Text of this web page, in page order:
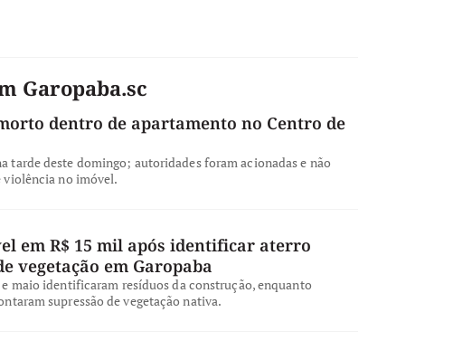
Garopaba.sc
dentro de apartamento no Centro de
tarde deste domingo; autoridades foram acionadas e não
violência no imóvel.
em R$ 15 mil após identificar aterro
vegetação em Garopaba
maio identificaram resíduos da construção, enquanto
supressão de vegetação nativa.